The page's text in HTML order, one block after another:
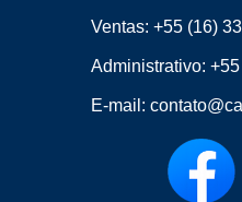
Ventas: +55 (16)
Administrativo:
E-mail: